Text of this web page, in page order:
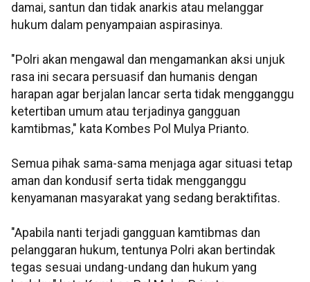
damai, santun dan tidak anarkis atau melanggar
hukum dalam penyampaian aspirasinya.
"Polri akan mengawal dan mengamankan aksi unjuk
rasa ini secara persuasif dan humanis dengan
harapan agar berjalan lancar serta tidak mengganggu
ketertiban umum atau terjadinya gangguan
kamtibmas," kata Kombes Pol Mulya Prianto.
Semua pihak sama-sama menjaga agar situasi tetap
aman dan kondusif serta tidak mengganggu
kenyamanan masyarakat yang sedang beraktifitas.
"Apabila nanti terjadi gangguan kamtibmas dan
pelanggaran hukum, tentunya Polri akan bertindak
tegas sesuai undang-undang dan hukum yang